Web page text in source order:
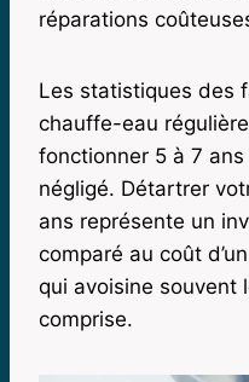
réparations
Les statistiques des
chauffe-eau
fonctionner 5 à 7 ans
négligé. Détartrer
ans représente un
comparé au coût
qui avoisine souvent
comprise.